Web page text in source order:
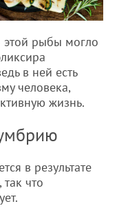
этой рыбы могло
в ней есть
человека,
жизнь.
в результате
что